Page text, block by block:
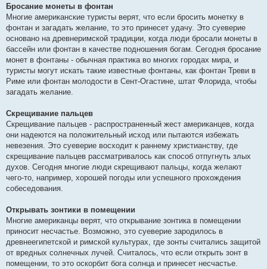
Бросание монеты в фонтан
Многие американские туристы верят, что если бросить монетку в
фонтан и загадать желание, то это принесет удачу. Это суеверие
основано на древнеримской традиции, когда люди бросали монеты в
бассейн или фонтан в качестве подношения богам. Сегодня бросание
монет в фонтаны - обычная практика во многих городах мира, и
туристы могут искать такие известные фонтаны, как фонтан Треви в
Риме или фонтан молодости в Сент-Огастине, штат Флорида, чтобы
загадать желание.
Скрещивание пальцев
Скрещивание пальцев - распространенный жест американцев, когда
они надеются на положительный исход или пытаются избежать
невезения. Это суеверие восходит к раннему христианству, где
скрещивание пальцев рассматривалось как способ отпугнуть злых
духов. Сегодня многие люди скрещивают пальцы, когда желают
чего-то, например, хорошей погоды или успешного прохождения
собеседования.
Открывать зонтики в помещении
Многие американцы верят, что открывание зонтика в помещении
приносит несчастье. Возможно, это суеверие зародилось в
древнеегипетской и римской культурах, где зонты считались защитой
от вредных солнечных лучей. Считалось, что если открыть зонт в
помещении, то это оскорбит бога солнца и принесет несчастье.